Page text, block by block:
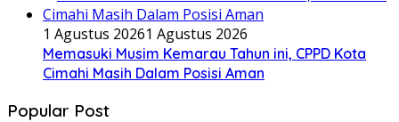
1 Agustus 20261 Agustus 2026
Memasuki Musim Kemarau Tahun ini, CPPD Kota
Cimahi Masih Dalam Posisi Aman
Popular Post